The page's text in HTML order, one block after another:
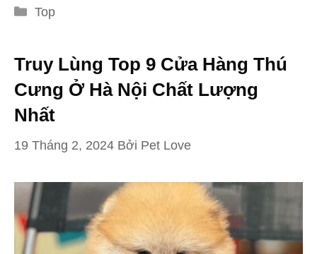
Danh
Top
Truy Lùng Top 9 Cửa Hàng Thú
Cưng Ở Hà Nội Chất Lượng
Nhất
19 Tháng 2, 2024 Bởi Pet Love